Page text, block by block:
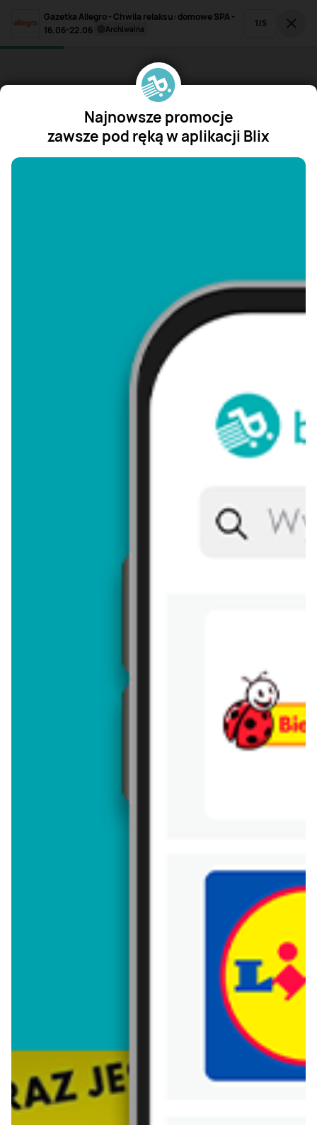
Trafiłeś na nieaktualną gazetkę
Zobacz aktualne gazetki Blix!
Gazetka Allegro - Chwila relaksu: domowe SPA -
16.06-22.06
archiwalna 1/5
Najnowsze promocje
zawsze pod ręką w aplikacji Blix
"/>